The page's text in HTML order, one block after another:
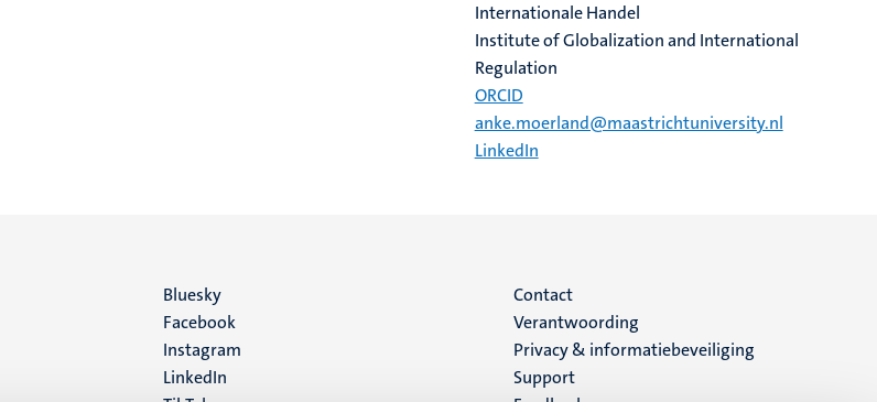
Internationale Handel
Institute of Globalization and International
Regulation
ORCID
anke.moerland@maastrichtuniversity.nl
LinkedIn
Social
media
Bluesky
Facebook
Instagram
LinkedIn
Menu
footer
(NL)
Contact
Verantwoording
Privacy & informatiebeveiliging
Support